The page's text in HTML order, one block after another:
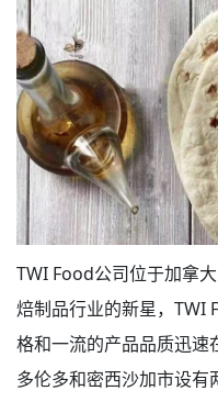
TWI Food公司位于加拿
焙制品行业的新星，TWI
格和一流的产品品质迅速
多伦多和密西沙加市设有